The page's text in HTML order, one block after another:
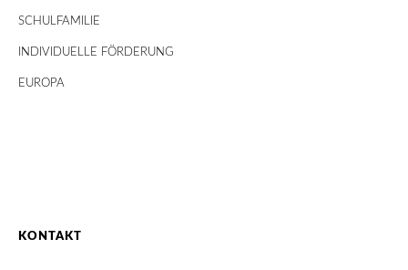
SCHULFAMILIE
INDIVIDUELLE FÖRDERUNG
EUROPA
KONTAKT